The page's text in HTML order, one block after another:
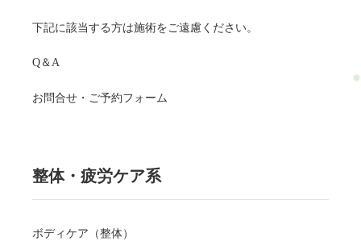
下記に該当する方は施術をご遠慮ください。
Q＆A
お問合せ・ご予約フォーム
整体・疲労ケア系
ボディケア（整体）